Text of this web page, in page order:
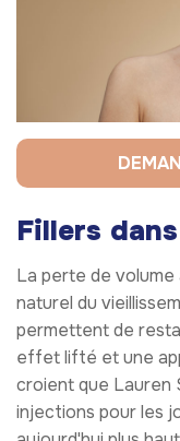
Fillers
La perte de volume
naturel du
permettent de
effet lifté et une
croient que Lauren
injections pour les